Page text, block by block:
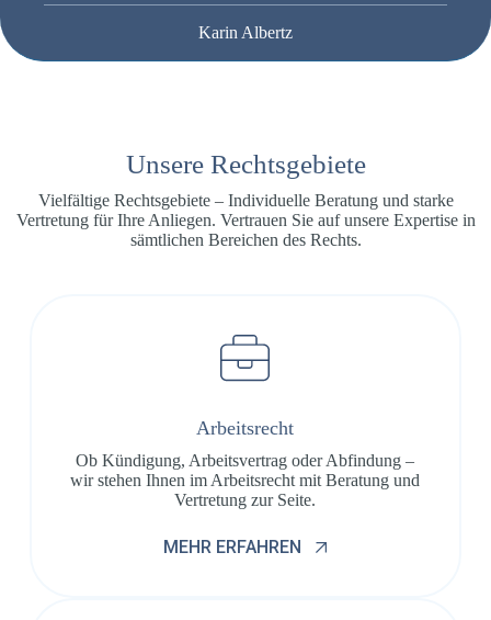
Karin Albertz
Unsere Rechtsgebiete
Vielfältige Rechtsgebiete – Individuelle Beratung und starke
Vertretung für Ihre Anliegen. Vertrauen Sie auf unsere Expertise in
sämtlichen Bereichen des Rechts.
Arbeitsrecht
Ob Kündigung, Arbeitsvertrag oder Abfindung –
wir stehen Ihnen im Arbeitsrecht mit Beratung und
Vertretung zur Seite.
MEHR ERFAHREN